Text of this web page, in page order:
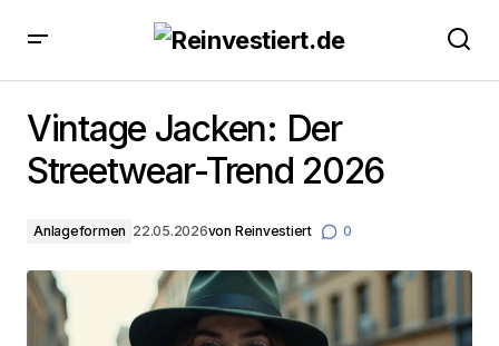
Vintage Jacken: Der
Streetwear-Trend 2026
Anlageformen 22.05.2026von Reinvestiert 0